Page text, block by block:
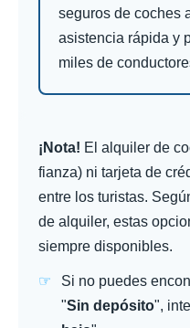
seguros de coches
asistencia rápida y
miles de
¡Nota! El alquiler de
fianza) ni tarjeta de
entre los turistas.
de alquiler, estas
siempre disponibles.
Si no puedes
"Sin depósito",